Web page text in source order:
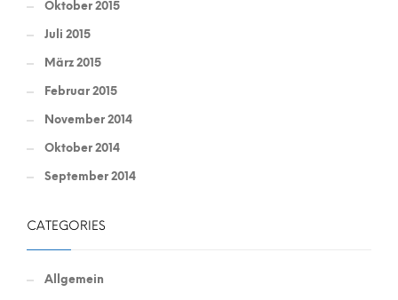
Oktober 2015
Juli 2015
März 2015
Februar 2015
November 2014
Oktober 2014
September 2014
CATEGORIES
Allgemein